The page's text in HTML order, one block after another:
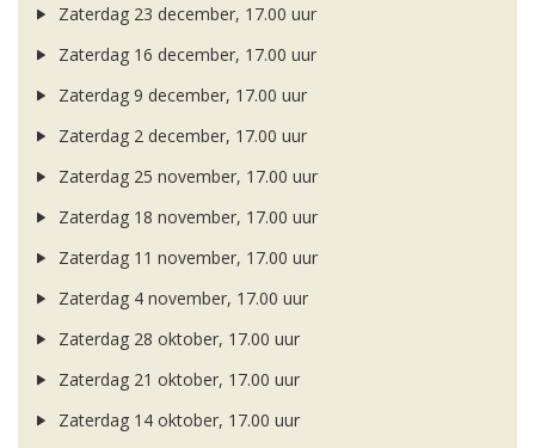
Zaterdag 23 december, 17.00 uur
Zaterdag 16 december, 17.00 uur
Zaterdag 9 december, 17.00 uur
Zaterdag 2 december, 17.00 uur
Zaterdag 25 november, 17.00 uur
Zaterdag 18 november, 17.00 uur
Zaterdag 11 november, 17.00 uur
Zaterdag 4 november, 17.00 uur
Zaterdag 28 oktober, 17.00 uur
Zaterdag 21 oktober, 17.00 uur
Zaterdag 14 oktober, 17.00 uur